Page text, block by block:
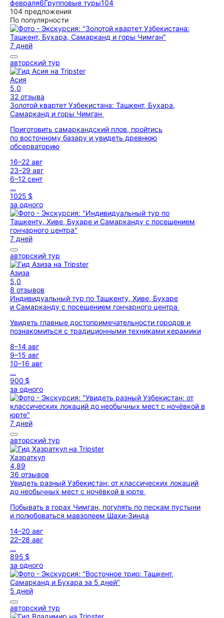
февраля6Групповые туры104
104 предложения
По популярности
7 дней
авторский тур
Асия
5,0
32 отзыва
Золотой квартет Узбекистана: Ташкент, Бухара,
Самарканд и горы Чимган
Приготовить самаркандский плов, пройтись
по восточному базару и увидеть древнюю
обсерваторию
16–22 авг
23–29 авг
6–12 сент
...
1025 $
за одного
7 дней
авторский тур
Азиза
5,0
8 отзывов
Индивидуальный тур по Ташкенту, Хиве, Бухаре
и Самарканду с посещением гончарного центра
Увидеть главные достопримечательности городов и
познакомиться с традиционными техниками керамики
8–14 авг
9–15 авг
10–16 авг
...
900 $
за одного
7 дней
авторский тур
Хазраткул
4,89
36 отзывов
Увидеть разный Узбекистан: от классических локаций
до необычных мест с ночёвкой в юрте
Побывать в горах Чимган, погулять по пескам пустыни
и полюбоваться мавзолеем Шахи-Зинда
14–20 авг
22–28 авг
...
895 $
за одного
5 дней
авторский тур